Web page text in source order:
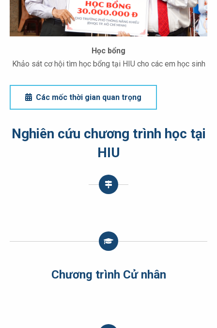
Học bổng
Khảo sát cơ hội tìm học bổng tại HIU cho các em học sinh
Các mốc thời gian quan trọng
Nghiên cứu chương trình học tại
HIU
Chương trình Cử nhân